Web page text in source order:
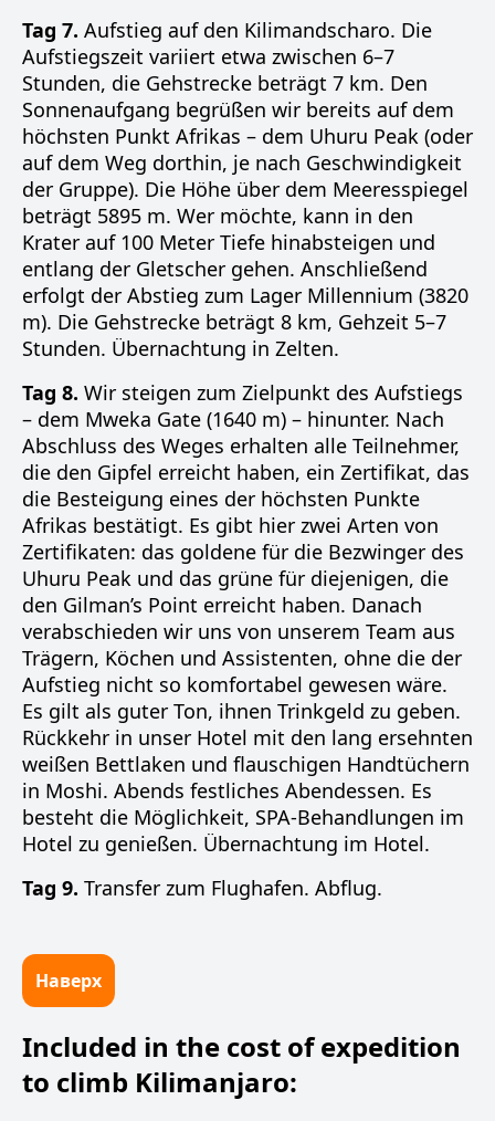
Tag 7. Aufstieg auf den Kilimandscharo. Die
Aufstiegszeit variiert etwa zwischen 6–7
Stunden, die Gehstrecke beträgt 7 km. Den
Sonnenaufgang begrüßen wir bereits auf dem
höchsten Punkt Afrikas – dem Uhuru Peak (oder
auf dem Weg dorthin, je nach Geschwindigkeit
der Gruppe). Die Höhe über dem Meeresspiegel
beträgt 5895 m. Wer möchte, kann in den
Krater auf 100 Meter Tiefe hinabsteigen und
entlang der Gletscher gehen. Anschließend
erfolgt der Abstieg zum Lager Millennium (3820
m). Die Gehstrecke beträgt 8 km, Gehzeit 5–7
Stunden. Übernachtung in Zelten.
Tag 8. Wir steigen zum Zielpunkt des Aufstiegs
– dem Mweka Gate (1640 m) – hinunter. Nach
Abschluss des Weges erhalten alle Teilnehmer,
die den Gipfel erreicht haben, ein Zertifikat, das
die Besteigung eines der höchsten Punkte
Afrikas bestätigt. Es gibt hier zwei Arten von
Zertifikaten: das goldene für die Bezwinger des
Uhuru Peak und das grüne für diejenigen, die
den Gilman’s Point erreicht haben. Danach
verabschieden wir uns von unserem Team aus
Trägern, Köchen und Assistenten, ohne die der
Aufstieg nicht so komfortabel gewesen wäre.
Es gilt als guter Ton, ihnen Trinkgeld zu geben.
Rückkehr in unser Hotel mit den lang ersehnten
weißen Bettlaken und flauschigen Handtüchern
in Moshi. Abends festliches Abendessen. Es
besteht die Möglichkeit, SPA-Behandlungen im
Hotel zu genießen. Übernachtung im Hotel.
Tag 9. Transfer zum Flughafen. Abflug.
Наверх
Included in the cost of expedition
to climb Kilimanjaro: